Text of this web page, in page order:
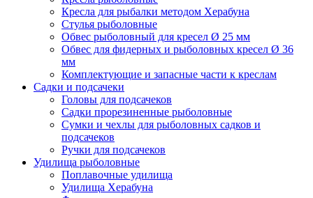
Кресла для рыбалки методом Херабуна
Стулья рыболовные
Обвес рыболовный для кресел Ø 25 мм
Обвес для фидерных и рыболовных кресел Ø 36
мм
Комплектующие и запасные части к креслам
Садки и подсачеки
Головы для подсачеков
Садки прорезиненные рыболовные
Сумки и чехлы для рыболовных садков и
подсачеков
Ручки для подсачеков
Удилища рыболовные
Поплавочные удилища
Удилища Херабуна